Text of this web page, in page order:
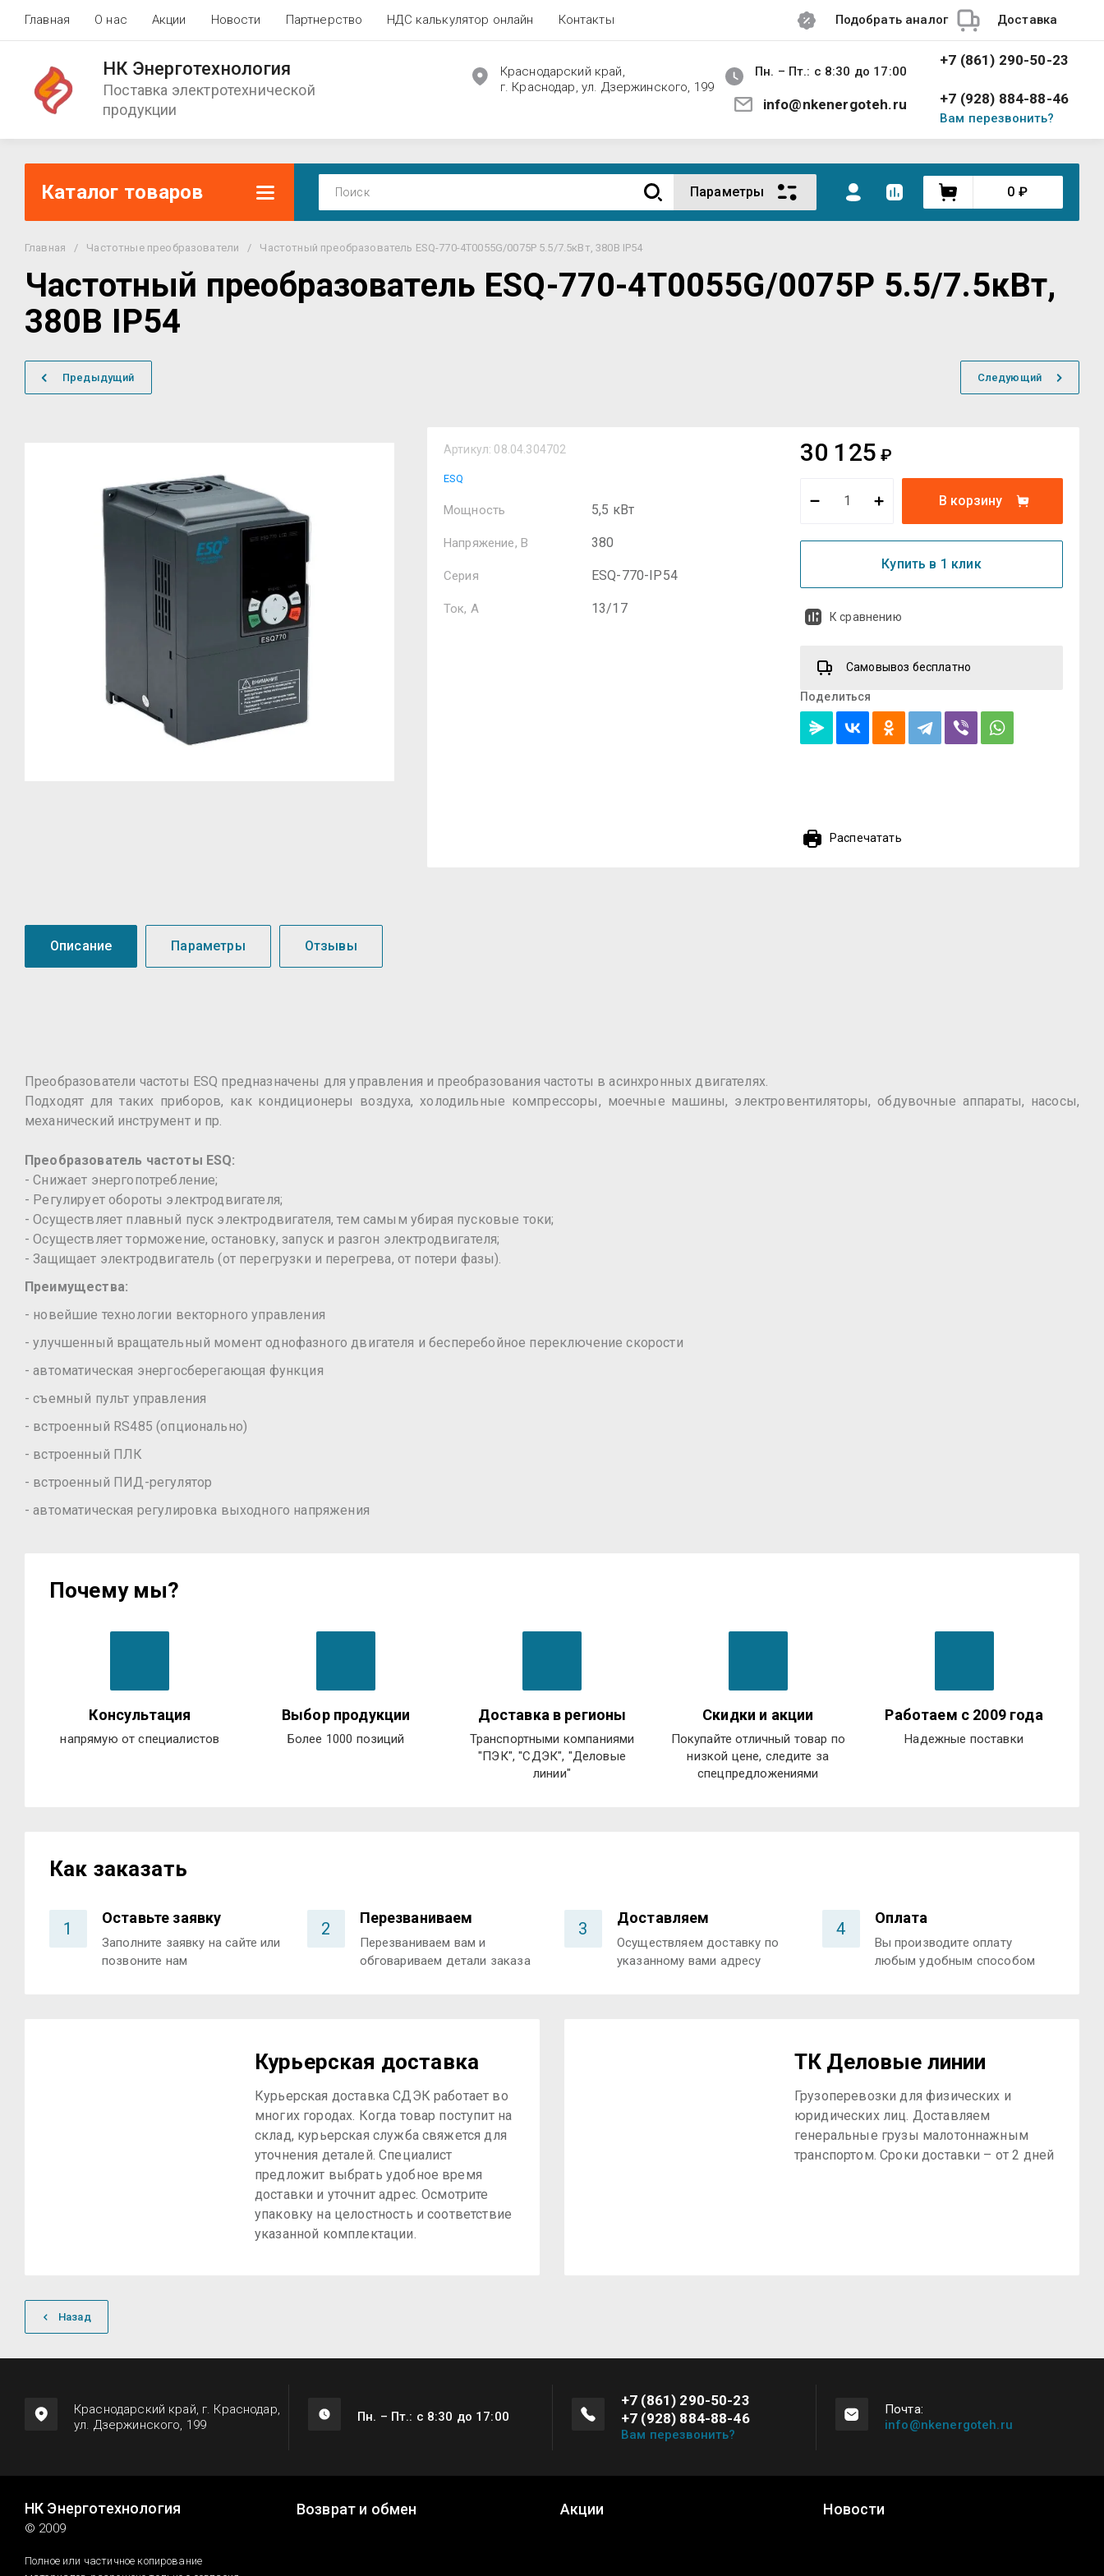
Главная О нас Акции Новости Партнерство НДС калькулятор онлайн Контакты Подобрать аналог Доставка
НК Энерготехнология
Поставка электротехнической
продукции
Краснодарский край,
г. Краснодар, ул. Дзержинского, 199
Пн. – Пт.: с 8:30 до 17:00
info@nkenergoteh.ru
+7 (861) 290-50-23
+7 (928) 884-88-46
Вам перезвонить?
Каталог товаров Параметры 0 ₽
Главная / Частотные преобразователи / Частотный преобразователь ESQ-770-4T0055G/0075P 5.5/7.5кВт, 380В IP54
Частотный преобразователь ESQ-770-4T0055G/0075P 5.5/7.5кВт,
380В IP54
Предыдущий Следующий
Артикул: 08.04.304702
ESQ
Мощность 5,5 кВт
Напряжение, В 380
Серия ESQ-770-IP54
Ток, А 13/17
30 125 ₽
В корзину
Купить в 1 клик
К сравнению
Самовывоз бесплатно
Поделиться
Распечатать
Описание Параметры Отзывы
Преобразователи частоты ESQ предназначены для управления и преобразования частоты в асинхронных двигателях.
Подходят для таких приборов, как кондиционеры воздуха, холодильные компрессоры, моечные машины, электровентиляторы, обдувочные аппараты, насосы,
механический инструмент и пр.
Преобразователь частоты ESQ:
- Снижает энергопотребление;
- Регулирует обороты электродвигателя;
- Осуществляет плавный пуск электродвигателя, тем самым убирая пусковые токи;
- Осуществляет торможение, остановку, запуск и разгон электродвигателя;
- Защищает электродвигатель (от перегрузки и перегрева, от потери фазы).
Преимущества:
- новейшие технологии векторного управления
- улучшенный вращательный момент однофазного двигателя и бесперебойное переключение скорости
- автоматическая энергосберегающая функция
- съемный пульт управления
- встроенный RS485 (опционально)
- встроенный ПЛК
- встроенный ПИД-регулятор
- автоматическая регулировка выходного напряжения
Почему мы?
Консультация
напрямую от специалистов
Выбор продукции
Более 1000 позиций
Доставка в регионы
Транспортными компаниями
"ПЭК", "СДЭК", "Деловые
линии"
Скидки и акции
Покупайте отличный товар по
низкой цене, следите за
спецпредложениями
Работаем с 2009 года
Надежные поставки
Как заказать
1
Оставьте заявку
Заполните заявку на сайте или
позвоните нам
2
Перезваниваем
Перезваниваем вам и
обговариваем детали заказа
3
Доставляем
Осуществляем доставку по
указанному вами адресу
4
Оплата
Вы производите оплату
любым удобным способом
Курьерская доставка
Курьерская доставка СДЭК работает во
многих городах. Когда товар поступит на
склад, курьерская служба свяжется для
уточнения деталей. Специалист
предложит выбрать удобное время
доставки и уточнит адрес. Осмотрите
упаковку на целостность и соответствие
указанной комплектации.
ТК Деловые линии
Грузоперевозки для физических и
юридических лиц. Доставляем
генеральные грузы малотоннажным
транспортом. Сроки доставки – от 2 дней
Назад
Краснодарский край, г. Краснодар,
ул. Дзержинского, 199
Пн. – Пт.: с 8:30 до 17:00
+7 (861) 290-50-23
+7 (928) 884-88-46
Вам перезвонить?
Почта:
info@nkenergoteh.ru
НК Энерготехнология
© 2009
Полное или частичное копирование
Возврат и обмен Акции Новости